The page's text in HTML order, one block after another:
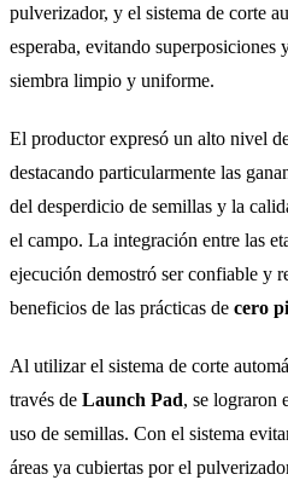
pulverizador, y el sistema de corte
esperaba, evitando superposiciones
siembra limpio y uniforme.
El productor expresó un alto nivel
destacando particularmente las
del desperdicio de semillas y la
el campo. La integración entre las
ejecución demostró ser confiable y
beneficios de las prácticas de cero
Al utilizar el sistema de corte
través de Launch Pad, se lograron
uso de semillas. Con el sistema
áreas ya cubiertas por el